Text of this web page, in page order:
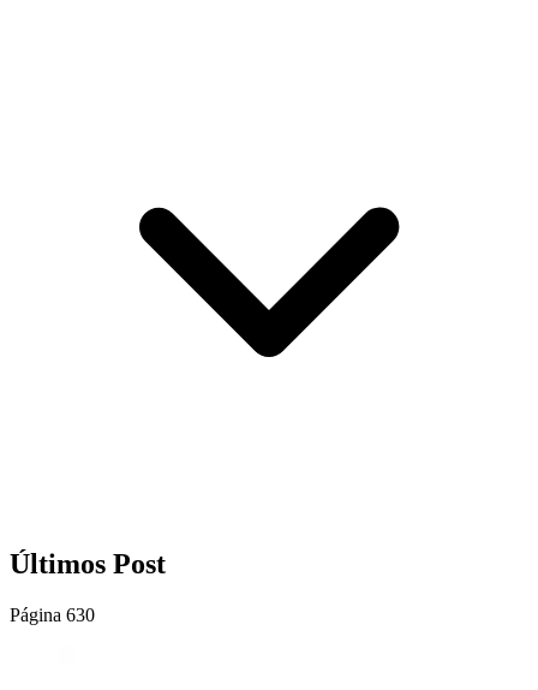
Últimos Post
Página 630